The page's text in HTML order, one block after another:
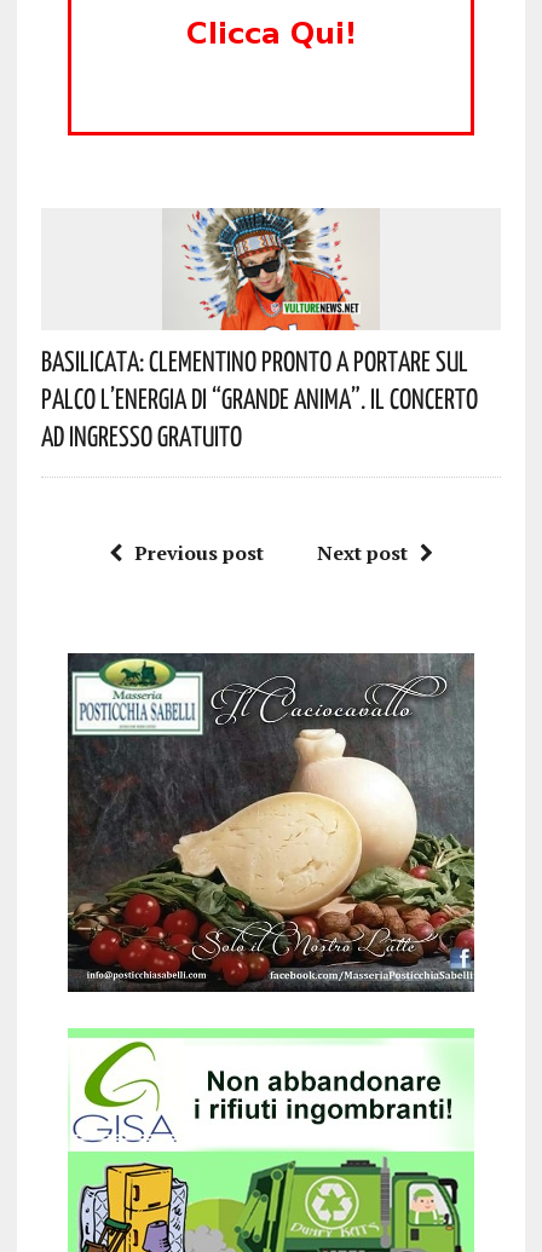
Basilicata: Clementino Pronto A Portare Sul
Palco L’energia Di “Grande Anima”. Il Concerto
Ad Ingresso Gratuito
Previous post Next post